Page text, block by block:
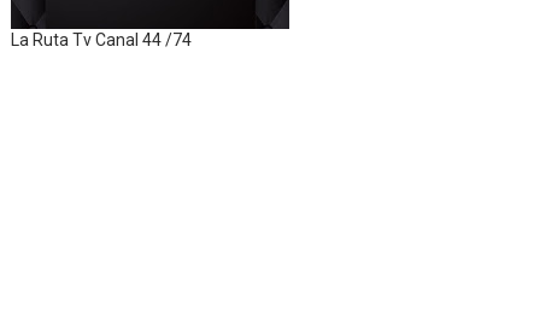
La Ruta Tv Canal 44 /74